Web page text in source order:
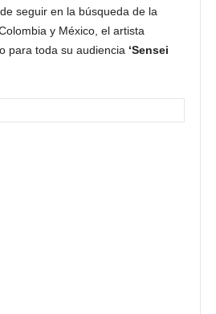
seguir en la búsqueda de la
y México, el artista
para toda su audiencia ‘Sensei